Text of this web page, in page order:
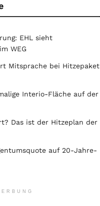
EHL sieht
WEG
Mitsprache bei Hitzepaket
Interio-Fläche auf der
Das ist der Hitzeplan der
auf 20-Jahre-